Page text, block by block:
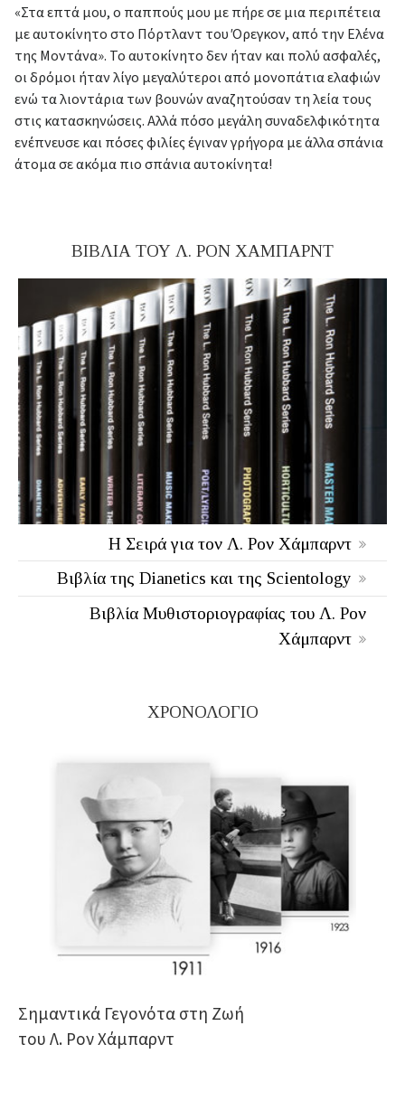
«Στα επτά μου, ο παππούς μου με πήρε σε μια περιπέτεια
με αυτοκίνητο στο Πόρτλαντ του Όρεγκον, από την Ελένα
της Μοντάνα». Το αυτοκίνητο δεν ήταν και πολύ ασφαλές,
οι δρόμοι ήταν λίγο μεγαλύτεροι από μονοπάτια ελαφιών
ενώ τα λιοντάρια των βουνών αναζητούσαν τη λεία τους
στις κατασκηνώσεις. Αλλά πόσο μεγάλη συναδελφικότητα
ενέπνευσε και πόσες φιλίες έγιναν γρήγορα με άλλα σπάνια
άτομα σε ακόμα πιο σπάνια αυτοκίνητα!
ΒΙΒΛΙΑ ΤΟΥ Λ. ΡΟΝ ΧΑΜΠΑΡΝΤ
Η Σειρά για τον Λ. Ρον Χάμπαρντ
Βιβλία της Dianetics και της Scientology
Βιβλία Μυθιστοριογραφίας του Λ. Ρον
Χάμπαρντ
ΧΡΟΝΟΛΟΓΙΟ
Σημαντικά Γεγονότα στη Ζωή
του Λ. Ρον Χάμπαρντ